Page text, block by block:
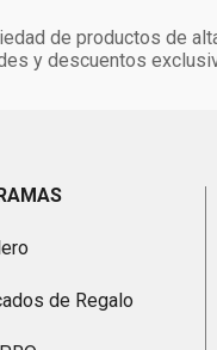
de productos de
y descuentos
de Regalo